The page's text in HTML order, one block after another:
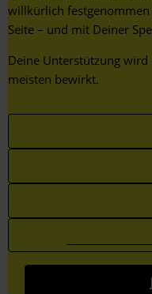
willkürlich
Seite – und mit Deiner
Deine Unterstützung
meisten bewirkt.
your
favorite